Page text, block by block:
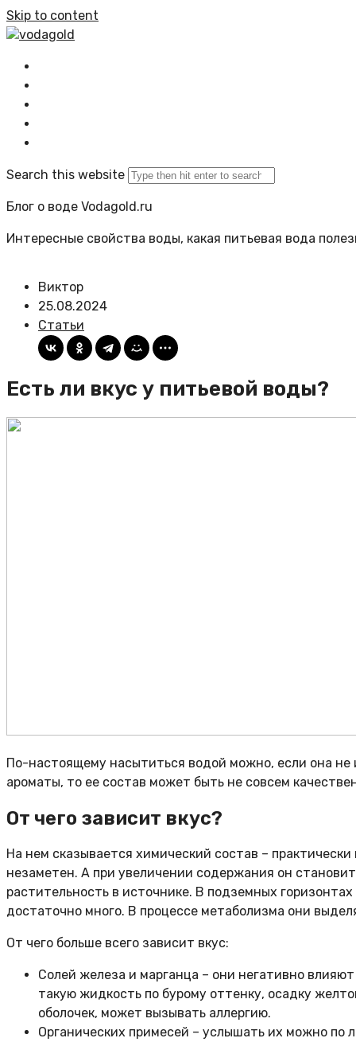
Skip to content
vodagold
Search this website
Блог о воде Vodagold.ru
Интересные свойства воды, какая питьевая вода
Виктор
25.08.2024
Статьи
Есть ли вкус у питьевой воды?
По-настоящему насытиться водой можно, если она не
ароматы, то ее состав может быть не совсем
От чего зависит вкус?
На нем сказывается химический состав –
незаметен. А при увеличении содержания он
растительность в источнике. В подземных
достаточно много. В процессе метаболизма они
От чего больше всего зависит вкус:
Солей железа и марганца – они негативно
такую жидкость по бурому оттенку, осадку
оболочек, может вызывать аллергию.
Органических примесей – услышать их можно по